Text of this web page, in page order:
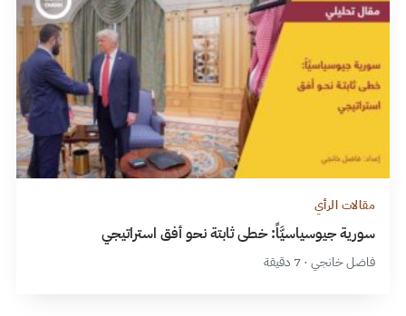
مقالات الرأي
سورية جيوسياسيَّاً: خطى ثابتة نحو أفق استراتيجي
فاضل خانجي · 7 دقيقة